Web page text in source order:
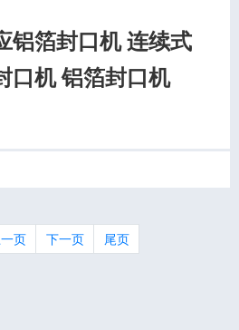
铝箔封口机 连续式
口机 铝箔封口机
一页 下一页 尾页